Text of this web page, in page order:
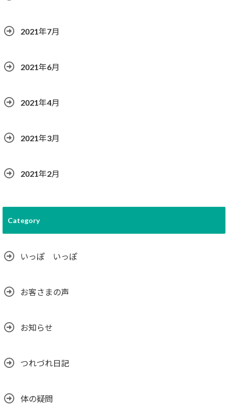
2021年7月
2021年6月
2021年4月
2021年3月
2021年2月
Category
いっぽ いっぽ
お客さまの声
お知らせ
つれづれ日記
体の疑問